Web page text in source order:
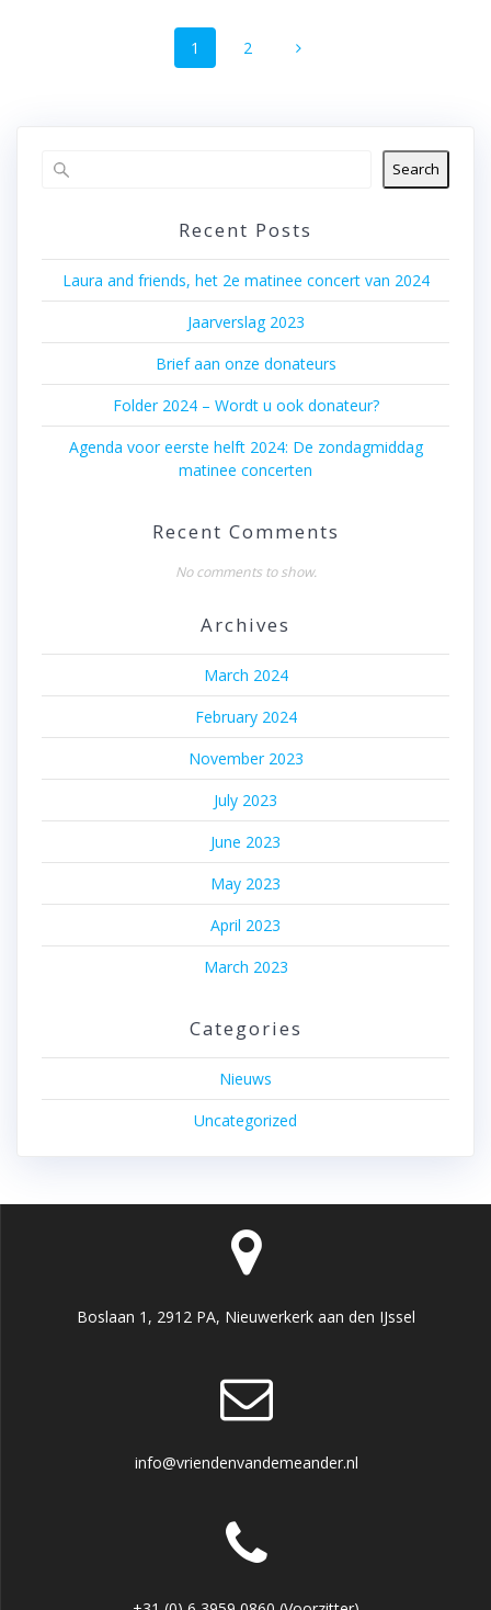
navigationPage
1 Page
2
Search
Recent Posts
Laura and friends, het 2e matinee concert van 2024
Jaarverslag 2023
Brief aan onze donateurs
Folder 2024 – Wordt u ook donateur?
Agenda voor eerste helft 2024: De zondagmiddag
matinee concerten
Recent Comments
No comments to show.
Archives
March 2024
February 2024
November 2023
July 2023
June 2023
May 2023
April 2023
March 2023
Categories
Nieuws
Uncategorized
Boslaan 1, 2912 PA, Nieuwerkerk aan den IJssel
info@vriendenvandemeander.nl